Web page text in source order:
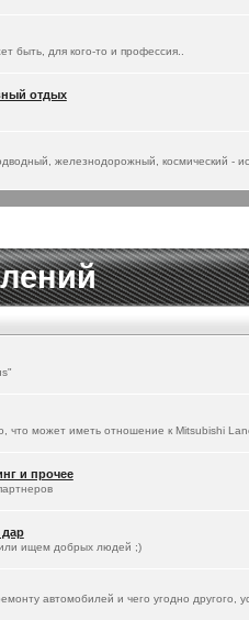
быть, для кого-то и профессия..
отдых
железнодорожный, космический -
что может иметь отношение к Mitsubishi
и прочее
дар
ищем добрых людей ;)
автомобилей и чего угодно другого,